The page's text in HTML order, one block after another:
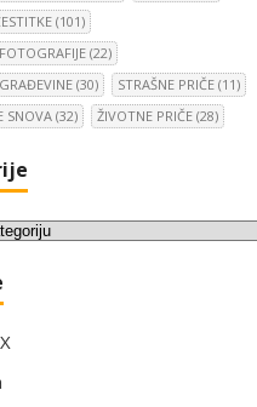
(101)
(22)
(30) STRAŠNE PRIČE (11)
SNOVA (32) ŽIVOTNE PRIČE (28)